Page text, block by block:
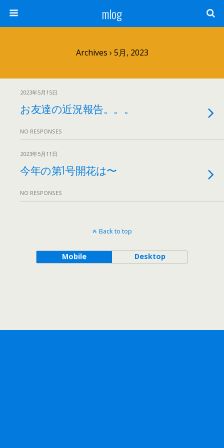
mlog
Archives › 5月, 2023
2023年5月15日
お友達の近況報告。。。
NO RESPONSES
2023年5月11日
今年の第1号開花は〜
NO RESPONSES
Back to top
Mobile Desktop